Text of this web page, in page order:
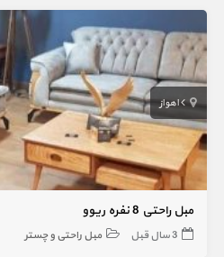
اهواز
مبل راحتی 8 نفره ریوو
3 سال قبل مبل راحتی و چستر